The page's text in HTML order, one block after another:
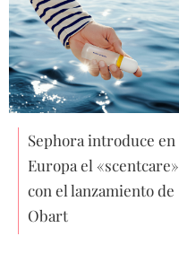
Sephora introduce en
Europa el «scentcare»
con el lanzamiento de
Obart